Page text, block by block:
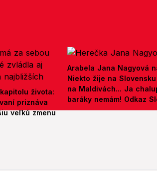
života:
priznáva
veľkú zmenu
Arabela Jana Nagyová
Niekto žije na
na Maldivách... Ja
baráky nemám! Odkaz